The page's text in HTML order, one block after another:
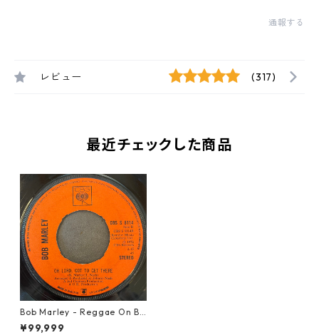
通報する
レビュー (317)
最近チェックした商品
Bob Marley - Reggae On Br
oadway【7-21890】
¥99,999